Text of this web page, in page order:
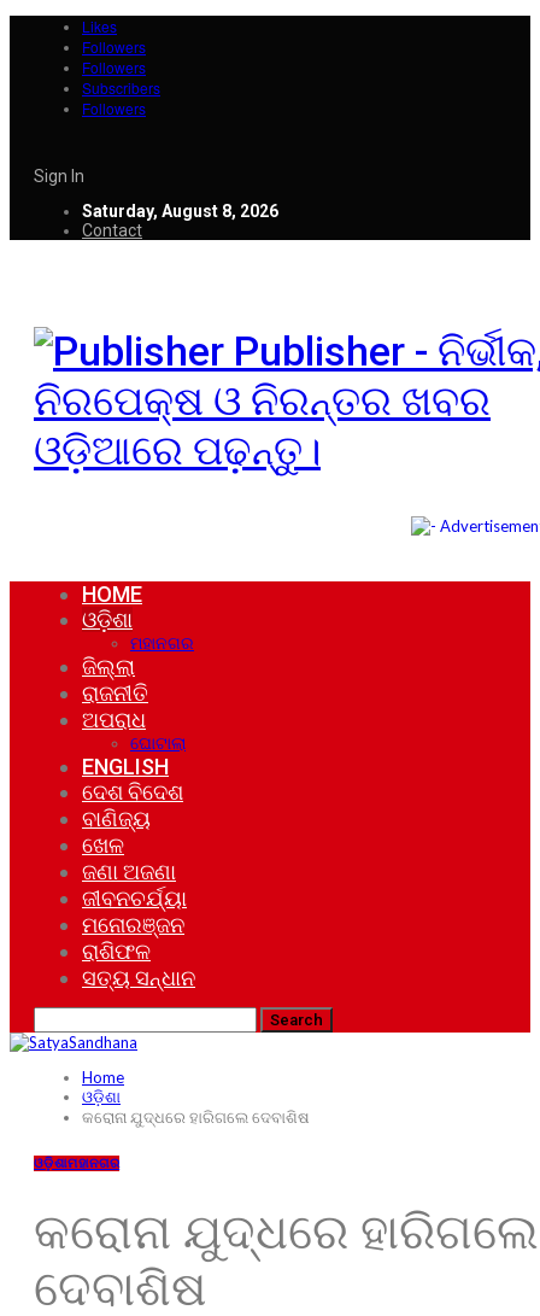
Likes
Followers
Followers
Subscribers
Followers
Sign In
Saturday, August 8, 2026
Contact
Publisher -
ନିରପେକ୍ଷ ଓ ନିରନ୍ତର ଖବର
ଓଡ଼ିଆରେ ପଢ଼ନ୍ତୁ।
HOME
ଓଡ଼ିଶା
ମହାନଗର
ଜିଲ୍ଲା
ରାଜନୀତି
ଅପରାଧ
ଘୋଟାଲା
ENGLISH
ଦେଶ ବିଦେଶ
ବାଣିଜ୍ୟ
ଖେଳ
ଜଣା ଅଜଣା
ଜୀବନଚର୍ଯ୍ୟା
ମନୋରଞ୍ଜନ
ରାଶିଫଳ
ସତ୍ୟ ସନ୍ଧାନ
Home
ଓଡ଼ିଶା
କରୋନା ଯୁଦ୍ଧରେ ହାରିଗଲେ ଦେବାଶିଷ
ଓଡ଼ିଶାମହାନଗର
କରୋନା ଯୁଦ୍ଧରେ ହାରିଗଲେ
ଦେବାଶିଷ